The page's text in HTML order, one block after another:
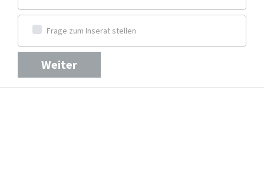
Frage zum Inserat stellen
Weiter